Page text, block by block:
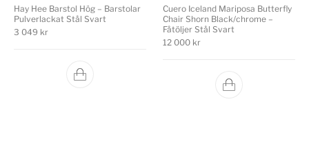
Hay Hee Barstol Hög – Barstolar
Pulverlackat Stål Svart
3 049 kr
Cuero Iceland Mariposa Butterfly
Chair Shorn Black/chrome –
Fåtöljer Stål Svart
12 000 kr